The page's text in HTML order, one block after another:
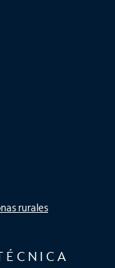
rurales